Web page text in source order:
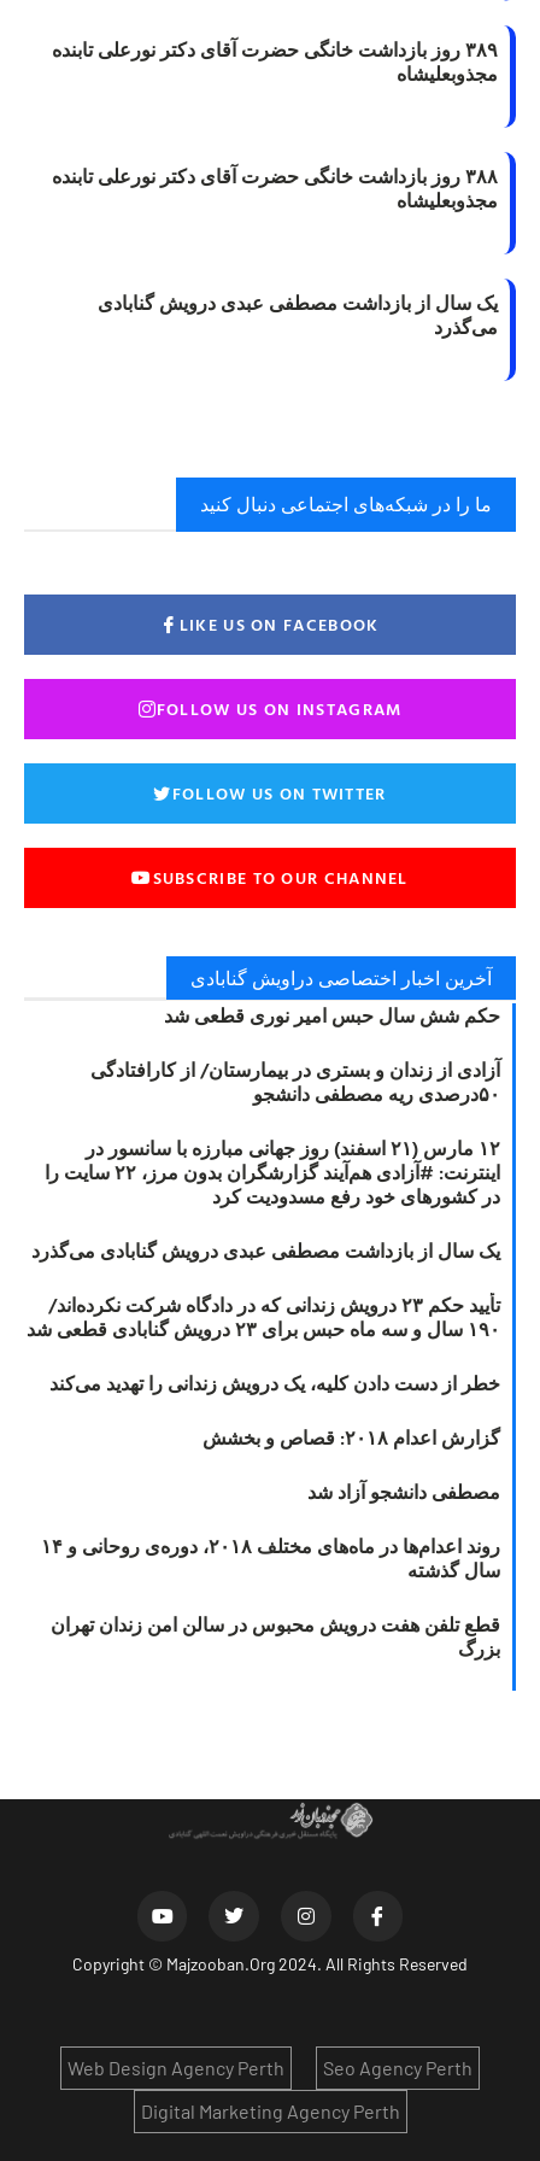
۳۸۹ روز بازداشت خانگی حضرت آقای دکتر نورعلی تابنده
مجذوبعلیشاه
۳۸۸ روز بازداشت خانگی حضرت آقای دکتر نورعلی تابنده
مجذوبعلیشاه
یک سال از بازداشت مصطفی عبدی درویش گنابادی
می‌گذرد
ما را در شبکه‌های اجتماعی دنبال کنید
LIKE US ON FACEBOOK
FOLLOW US ON INSTAGRAM
FOLLOW US ON TWITTER
SUBSCRIBE TO OUR CHANNEL
آخرین اخبار اختصاصی دراویش گنابادی
حکم شش سال حبس امیر نوری قطعی شد
آزادی از زندان و بستری در بیمارستان/ از کارافتادگی
۵۰درصدی ریه مصطفی دانشجو
۱۲ مارس (۲۱ اسفند) روز جهانی مبارزه با سانسور در
اینترنت: #آزادی هم‌آیند گزارشگران‌ بدون مرز، ۲۲ سایت را
در کشورهای خود رفع مسدودیت کرد
یک سال از بازداشت مصطفی عبدی درویش گنابادی می‌گذرد
تأیید حکم ۲۳ درویش زندانی که در دادگاه شرکت نکرده‌اند/
۱۹۰ سال و سه ماه حبس برای ۲۳ درویش گنابادی قطعی شد
خطر از دست دادن کلیه، یک درویش زندانی را تهدید می‌کند
گزارش اعدام ۲۰۱۸: قصاص و بخشش
مصطفی دانشجو آزاد شد
روند اعدام‌ها در ماه‌های مختلف ۲۰۱۸، دوره‌ی روحانی و ۱۴
سال گذشته
قطع تلفن هفت درویش محبوس در سالن امن زندان تهران
بزرگ
Copyright © Majzooban.Org2024. All Rights Reserved
Seo Agency Perth
Web Design Agency Perth
Digital Marketing Agency Perth